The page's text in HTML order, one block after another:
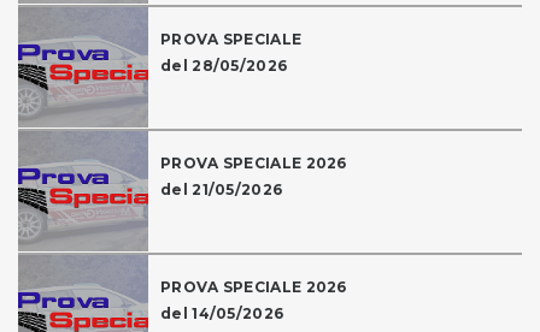
PROVA SPECIALE
del 28/05/2026
PROVA SPECIALE 2026
del 21/05/2026
PROVA SPECIALE 2026
del 14/05/2026